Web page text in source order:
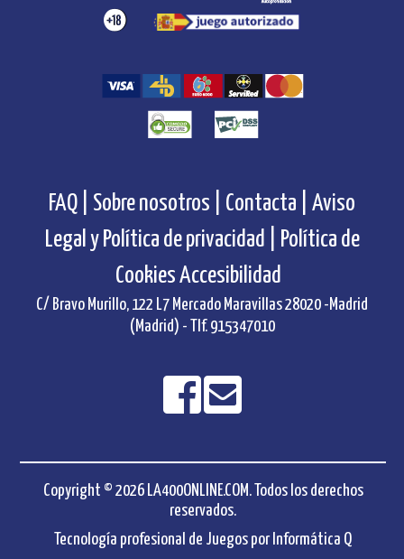
FAQ | Sobre nosotros | Contacta |
Aviso
Legal y Política de privacidad |
Política de
CookiesAccesibilidad
C/ Bravo Murillo, 122 L7 Mercado Maravillas 28020 -Madrid
(Madrid) - Tlf. 915347010
Copyright © 2026 LA400ONLINE.COM. Todos los derechos
reservados.
Tecnología profesional de Juegos por Informática Q